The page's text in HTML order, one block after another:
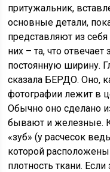
притужальник,
основные детали,
представляют из
них – та, что
постоянную ширину.
сказала БЕРДО. Оно,
фотографии лежит в
Обычно оно сделано
бывают и железные.
«зуб» (у расчесок
которой
плотность ткани.